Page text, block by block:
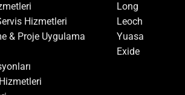
Hizmetleri
& Proje Uygulama
Long
Leoch
Yuasa
Exide